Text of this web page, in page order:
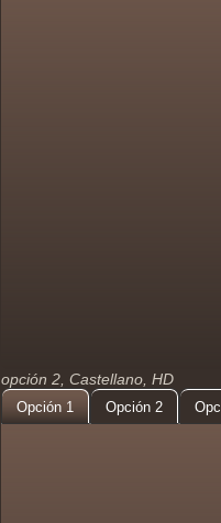
opción 2, Castellano, HD
Opción 1 Opción 2